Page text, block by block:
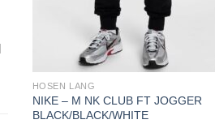
HOSEN LANG
NIKE – M NK CLUB FT JOGGER
BLACK/BLACK/WHITE